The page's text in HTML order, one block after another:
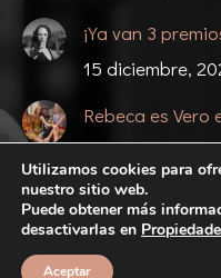
¡Ya van 3
15 diciembre,
Rebeca es Vero
27 noviembre,
Utilizamos cookies para
nuestro sitio web.
Puede obtener más
desactivarlas en
Aceptar